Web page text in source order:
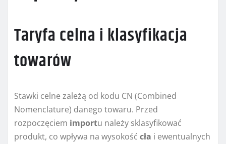
Taryfa celna i klasyfikacja
towarów
Stawki celne zależą od kodu CN (Combined
Nomenclature) danego towaru. Przed
rozpoczęciem importu należy sklasyfikować
produkt, co wpływa na wysokość cła i ewentualnych